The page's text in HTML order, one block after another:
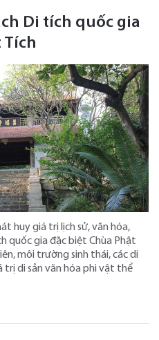
Di tích quốc gia
Tích
huy giá trị lịch sử, văn hóa,
quốc gia đặc biệt Chùa Phật
môi trường sinh thái, các di
trị di sản văn hóa phi vật thể